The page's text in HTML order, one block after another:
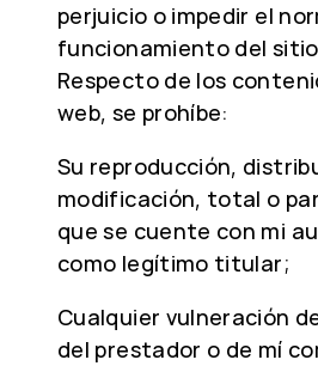
perjuicio o impedir el
funcionamiento del
Respecto de los
web, se prohíbe:
Su reproducción,
modificación, total o
que se cuente con mi
como legítimo titular;
Cualquier vulneración
del prestador o de mí